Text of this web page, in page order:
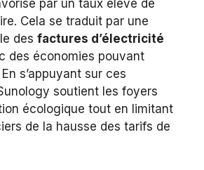
par un taux élevé de
Cela se traduit par une
des factures d’électricité
des économies pouvant
s’appuyant sur ces
soutient les foyers
écologique tout en limitant
de la hausse des tarifs de